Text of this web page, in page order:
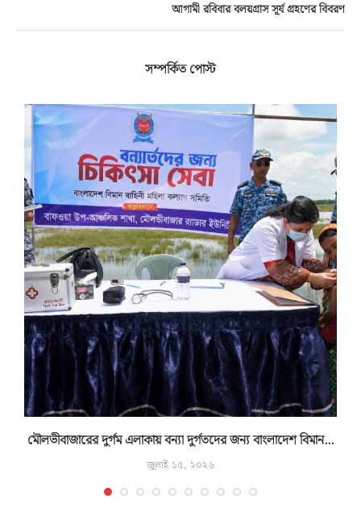
আগামী রবিবার বলয়গ্রাস সূর্য গ্রহণের বিবরণ
সম্পর্কিত পোস্ট
মৌলভীবাজারের দুর্গম এলাকায় বন্যা দুর্গতদের জন্য বাংলাদেশ বিমান...
জুলাই ১৫, ২০২৬